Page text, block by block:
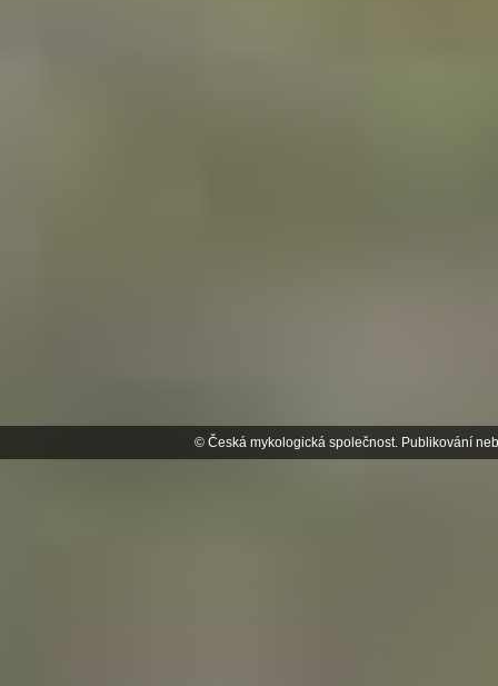
© Česká mykologická společnost. Publikování